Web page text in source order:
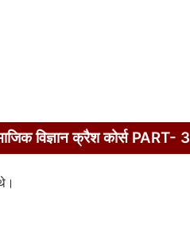
विज्ञान क्रैश कोर्स PART- 3